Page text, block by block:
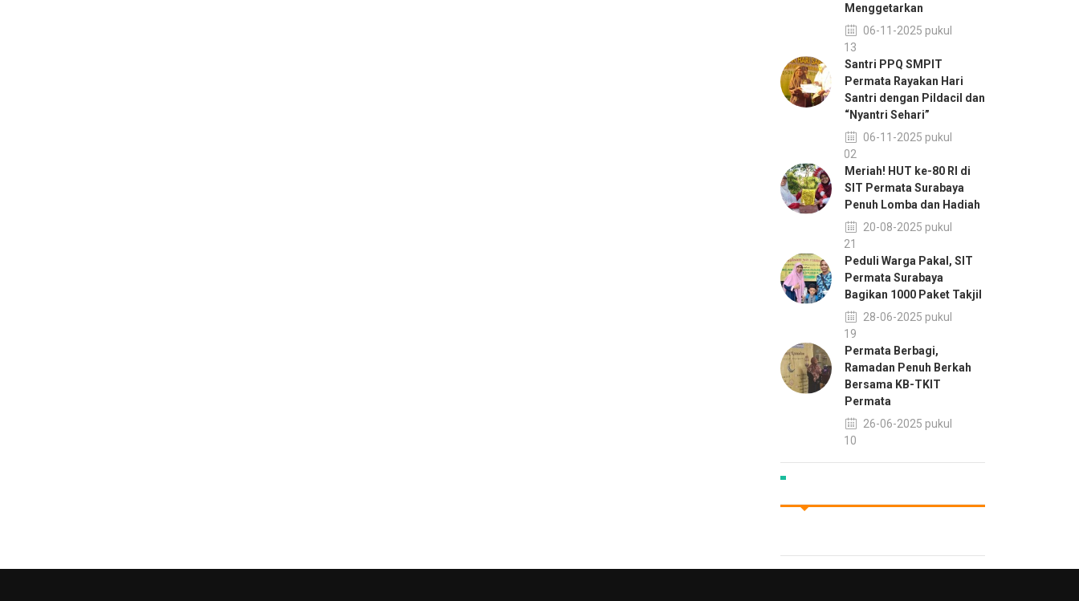
Menggetarkan
06-11-2025 pukul
14:13
Santri PPQ SMPIT
Permata Rayakan Hari
Santri dengan Pildacil dan
“Nyantri Sehari”
06-11-2025 pukul
14:02
Meriah! HUT ke-80 RI di
SIT Permata Surabaya
Penuh Lomba dan Hadiah
20-08-2025 pukul
13:21
Peduli Warga Pakal, SIT
Permata Surabaya
Bagikan 1000 Paket Takjil
28-06-2025 pukul
10:19
Permata Berbagi,
Ramadan Penuh Berkah
Bersama KB-TKIT
Permata
26-06-2025 pukul
15:10